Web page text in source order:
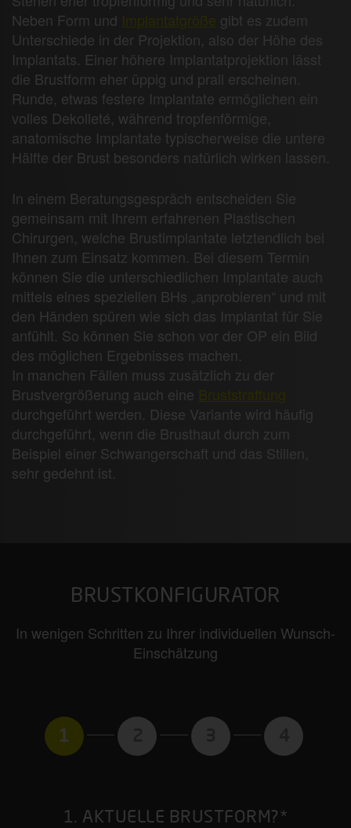
Neben Form und
Implantatgröße gibt es zudem
Unterschiede in der Projektion, also der Höhe des
Implantats. Einer höhere Implantatprojektion lässt
die Brustform eher üppig und prall erscheinen.
Runde, etwas festere Implantate ermöglichen ein
volles Dekolleté, während tropfenförmige,
anatomische Implantate typischerweise die untere
Hälfte der Brust besonders natürlich wirken lassen.
In einem Beratungsgespräch entscheiden Sie
gemeinsam mit Ihrem erfahrenen Plastischen
Chirurgen, welche Brustimplantate letztendlich bei
Ihnen zum Einsatz kommen. Bei diesem Termin
können Sie die unterschiedlichen Implantate auch
mittels eines speziellen BHs „anprobieren“ und mit
den Händen spüren wie sich das Implantat für Sie
anfühlt. So können Sie schon vor der OP ein Bild
des möglichen Ergebnisses machen.
In manchen Fällen muss zusätzlich zu der
Brustvergrößerung auch eine Bruststraffung
durchgeführt werden. Diese Variante wird häufig
durchgeführt, wenn die Brusthaut durch zum
Beispiel einer Schwangerschaft und das Stillen,
sehr gedehnt ist.
BRUSTKONFIGURATOR
In wenigen Schritten zu Ihrer individuellen Wunsch-
Einschätzung
1
1. AKTUELLE BRUSTFORM?*